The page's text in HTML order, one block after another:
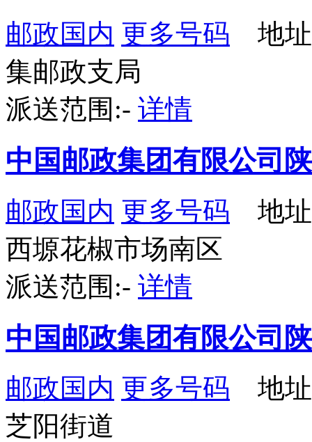
邮政国内 更多号码 地址
集邮政支局
派送范围:- 详情
中国邮政集团有限公司
邮政国内 更多号码 地址
西塬花椒市场南区
派送范围:- 详情
中国邮政集团有限公司
邮政国内 更多号码 地址
芝阳街道